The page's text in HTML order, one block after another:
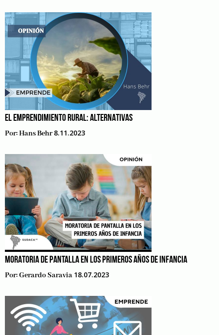
EL EMPRENDIMIENTO RURAL: ALTERNATIVAS
Por:Hans Behr 8.11.2023
MORATORIA DE PANTALLA EN LOS PRIMEROS AÑOS DE INFANCIA
Por:Gerardo Saravia 18.07.2023